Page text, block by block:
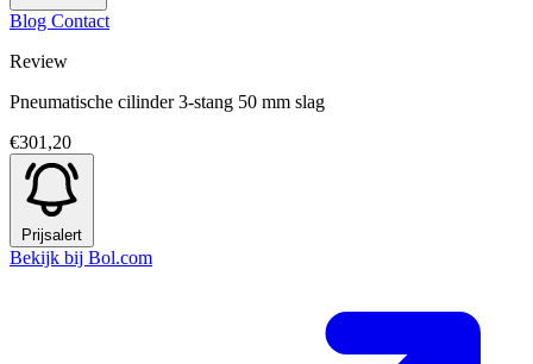
Blog Contact
Review
Pneumatische cilinder 3‑stang 50 mm slag
€301,20
Prijsalert
Bekijk bij Bol.com